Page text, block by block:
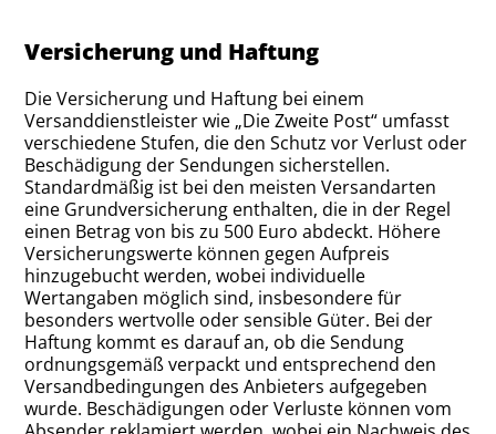
Versicherung und Haftung
Die Versicherung und Haftung bei einem
Versanddienstleister wie „Die Zweite Post“ umfasst
verschiedene Stufen, die den Schutz vor Verlust oder
Beschädigung der Sendungen sicherstellen.
Standardmäßig ist bei den meisten Versandarten
eine Grundversicherung enthalten, die in der Regel
einen Betrag von bis zu 500 Euro abdeckt. Höhere
Versicherungswerte können gegen Aufpreis
hinzugebucht werden, wobei individuelle
Wertangaben möglich sind, insbesondere für
besonders wertvolle oder sensible Güter. Bei der
Haftung kommt es darauf an, ob die Sendung
ordnungsgemäß verpackt und entsprechend den
Versandbedingungen des Anbieters aufgegeben
wurde. Beschädigungen oder Verluste können vom